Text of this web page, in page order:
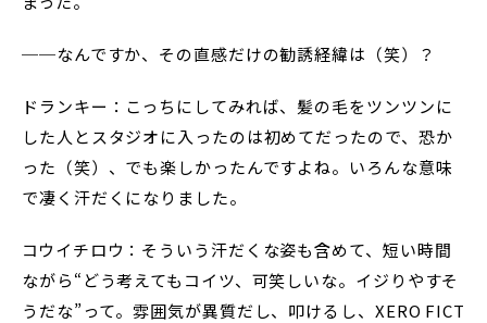
──なんですか、その直感だけの勧誘経緯は（笑）？
ドランキー：こっちにしてみれば、髪の毛をツンツンに
した人とスタジオに入ったのは初めてだったので、恐か
った（笑）、でも楽しかったんですよね。いろんな意味
で凄く汗だくになりました。
コウイチロウ：そういう汗だくな姿も含めて、短い時間
ながら“どう考えてもコイツ、可笑しいな。イジりやすそ
うだな”って。雰囲気が異質だし、叩けるし、XERO FICT